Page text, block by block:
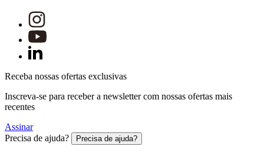
Receba nossas ofertas exclusivas
Inscreva-se para receber a newsletter com nossas ofertas mais
recentes
Assinar
Precisa de ajuda?
Precisa de ajuda?